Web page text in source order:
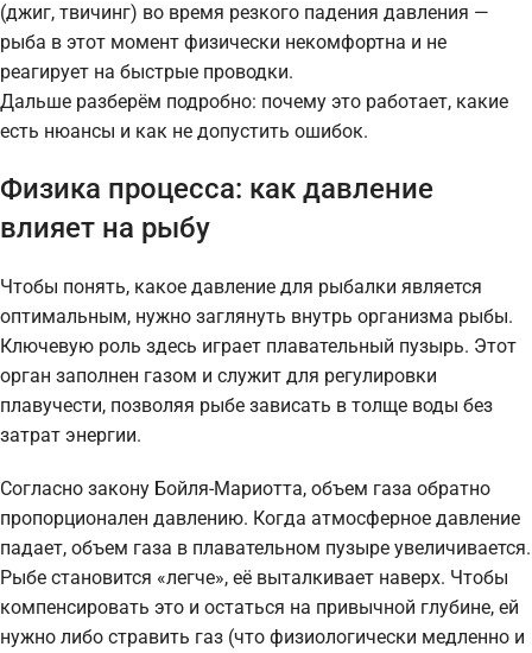
(джиг, твичинг) во время резкого падения давления —
рыба в этот момент физически некомфортна и не
реагирует на быстрые проводки.
Дальше разберём подробно: почему это работает, какие
есть нюансы и как не допустить ошибок.
Физика процесса: как давление
влияет на рыбу
Чтобы понять, какое давление для рыбалки является
оптимальным, нужно заглянуть внутрь организма рыбы.
Ключевую роль здесь играет плавательный пузырь. Этот
орган заполнен газом и служит для регулировки
плавучести, позволяя рыбе зависать в толще воды без
затрат энергии.
Согласно закону Бойля-Мариотта, объем газа обратно
пропорционален давлению. Когда атмосферное давление
падает, объем газа в плавательном пузыре увеличивается.
Рыбе становится «легче», её выталкивает наверх. Чтобы
компенсировать это и остаться на привычной глубине, ей
нужно либо стравить газ (что физиологически медленно и